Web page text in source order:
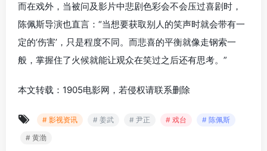
而在戏外，当被问及影片中悲剧色彩会不会压过喜剧时，
陈佩斯导演也直言：“当想要获取别人的笑声时就会带有一
定的‘伤害’，只是程度不同。而悲喜的平衡就像走钢索一
般，掌握住了火候就能让观众在笑过之后还有思考。”
本文转载：1905电影网，若侵权请联系删除
# 影视资讯 # 姜武 # 尹正 # 戏台
# 陈佩斯
# 黄渤